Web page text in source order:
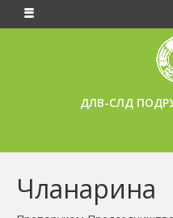
ДЛВ-СЛД
Чланарина